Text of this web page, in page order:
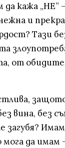
да кажа „НЕ”
и
Тази
от
вина, без
загубя?
да имам